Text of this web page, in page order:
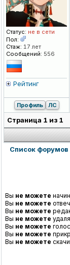
Статус: не в сети
Пол:
Стаж: 17 лет
Сообщений: 556
Рейтинг
Профиль ЛС
Страница 1 из 1
Список
Вы не можете
Вы не можете
Вы не можете
Вы не можете
Вы не можете
Вы не можете
Вы не можете